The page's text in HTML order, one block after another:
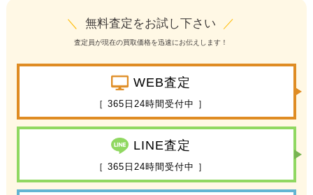
＼ 無料査定をお試し下さい ／
査定員が現在の買取価格を迅速にお伝えします！
WEB査定
［ 365日24時間受付中 ］
LINE査定
［ 365日24時間受付中 ］